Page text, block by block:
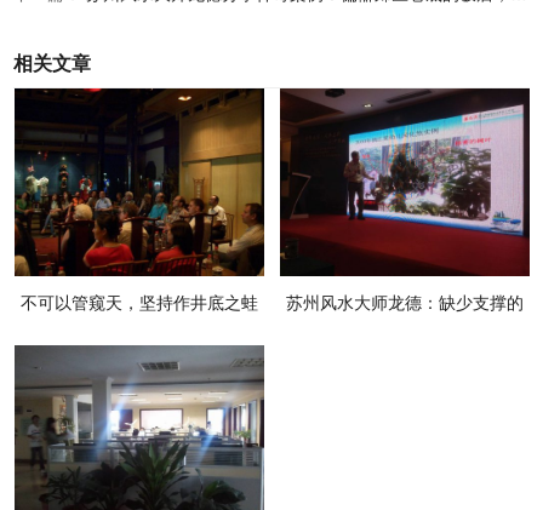
相关文章
不可以管窥天，坚持作井底之蛙
苏州风水大师龙德：缺少支撑的